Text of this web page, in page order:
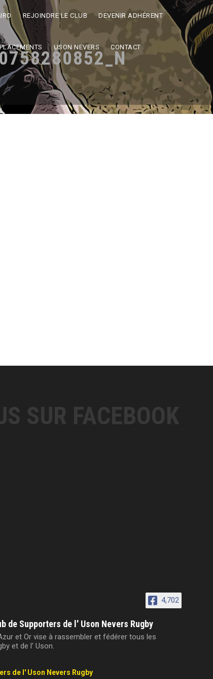
REJOINDRE LE CLUB DEVENIR ADHÉRENT
USON NEVERS CONTACT
SUR FACEBOOK
4,702
de Supporters de l' Uson Nevers Rugby
et Or vise à rassembler et fédérer tous les
et de l' Uson.
de l' Uson Nevers Rugby